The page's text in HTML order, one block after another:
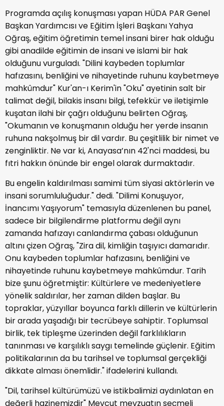
Programda açılış konuşması yapan HÜDA PAR Genel
Başkan Yardımcısı ve Eğitim İşleri Başkanı Yahya
Oğraş, eğitim öğretimin temel insani birer hak olduğu
gibi anadilde eğitimin de insani ve islami bir hak
olduğunu vurguladı. "Dilini kaybeden toplumlar
hafızasını, benliğini ve nihayetinde ruhunu kaybetmeye
mahkûmdur" Kur'an-ı Kerim'in "Oku" ayetinin salt bir
talimat değil, bilakis insanı bilgi, tefekkür ve iletişimle
kuşatan ilahi bir çağrı olduğunu belirten Oğraş,
"Okumanın ve konuşmanın olduğu her yerde insanın
ruhuna nakşolmuş bir dil vardır. Bu çeşitlilik bir nimet ve
zenginliktir. Ne var ki, Anayasa’nın 42'nci maddesi, bu
fıtri hakkın önünde bir engel olarak durmaktadır.
Bu engelin kaldırılması samimi tüm siyasi aktörlerin ve
insani sorumluluğudur." dedi. "Dilimi Konuşuyor,
İnancımı Yaşıyorum" temasıyla düzenlenen bu panel,
sadece bir bilgilendirme platformu değil aynı
zamanda hafızayı canlandırma çabası olduğunun
altını çizen Oğraş, "Zira dil, kimliğin taşıyıcı damarıdır.
Onu kaybeden toplumlar hafızasını, benliğini ve
nihayetinde ruhunu kaybetmeye mahkûmdur. Tarih
bize şunu öğretmiştir: Kültürlere ve medeniyetlere
yönelik saldırılar, her zaman dilden başlar. Bu
topraklar, yüzyıllar boyunca farklı dillerin ve kültürlerin
bir arada yaşadığı bir tecrübeye sahiptir. Toplumsal
birlik, tek tipleşme üzerinden değil farklılıkların
tanınması ve karşılıklı saygı temelinde güçlenir. Eğitim
politikalarının da bu tarihsel ve toplumsal gerçekliği
dikkate alması önemlidir." ifadelerini kullandı.
"Dil, tarihsel kültürümüzü ve istikbalimizi aydınlatan en
değerli hazinemizdir" Mevcut mevzuatın seçmeli